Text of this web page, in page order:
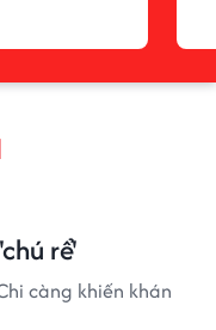
rể'
càng khiến khán